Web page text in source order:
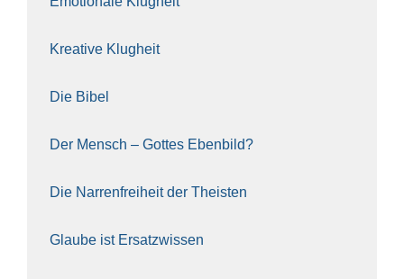
Krea­ti­ve Klug­heit
Die Bibel
Der Mensch – Got­tes Eben­bild?
Die Nar­ren­frei­heit der The­is­ten
Glau­be ist Ersatz­wis­sen